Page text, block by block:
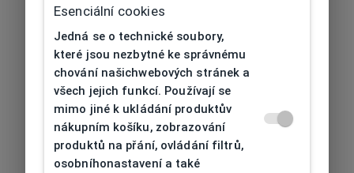
Esenciální cookies
Jedná se o technické soubory,
které jsou nezbytné ke správnému
chování našichwebových stránek a
všech jejich funkcí. Používají se
mimo jiné k ukládání produktův
nákupním košíku, zobrazování
produktů na přání, ovládání filtrů,
osobníhonastavení a také